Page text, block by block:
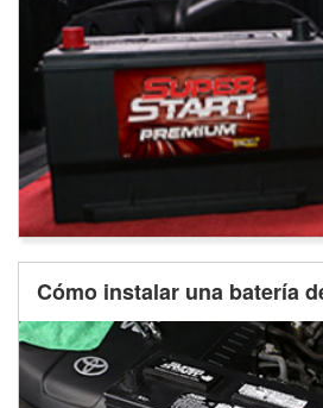
Cómo instalar una batería